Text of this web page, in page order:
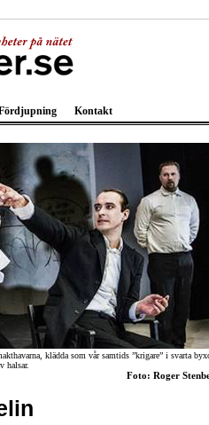
Kontakt
klädda som vår samtids ”krigare” i svarta
halsar.
Foto: Roger